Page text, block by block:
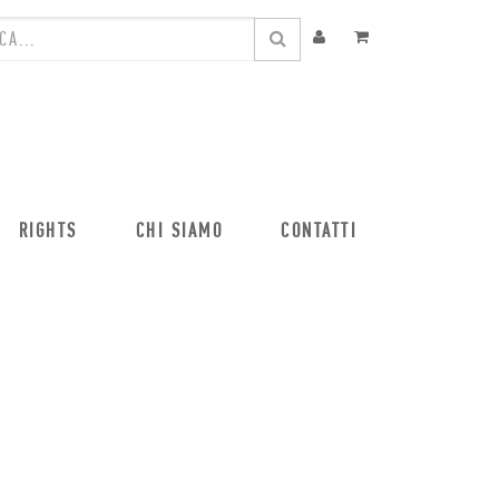
RIGHTS CHI SIAMO CONTATTI